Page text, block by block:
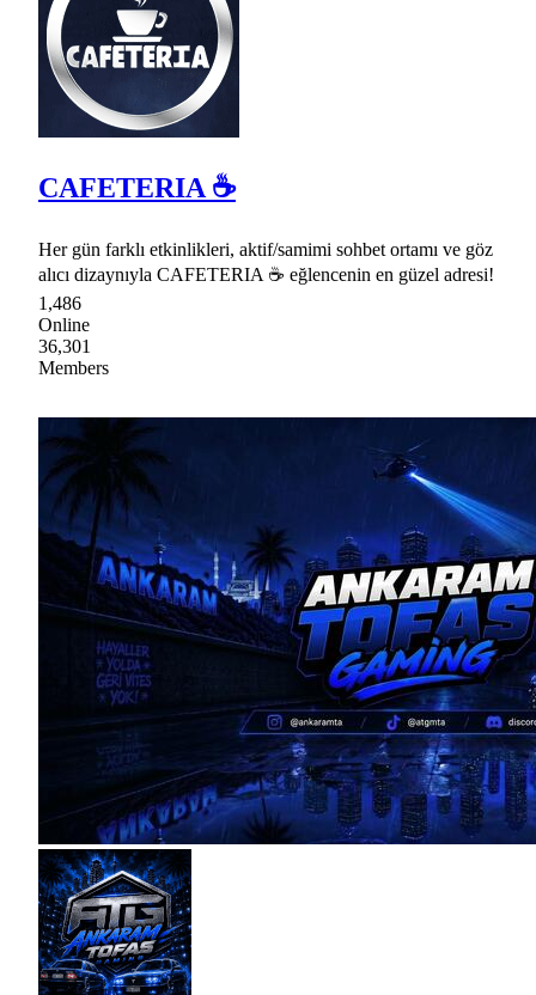
CAFETERIA ☕
Her gün farklı etkinlikleri, aktif/samimi sohbet ortamı ve göz
alıcı dizaynıyla CAFETERIA ☕ eğlencenin en güzel adresi!
1,486
Online
36,301
Members